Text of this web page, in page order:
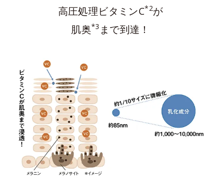
高圧処理ビタミンC*2が
肌奥*3 まで到達！